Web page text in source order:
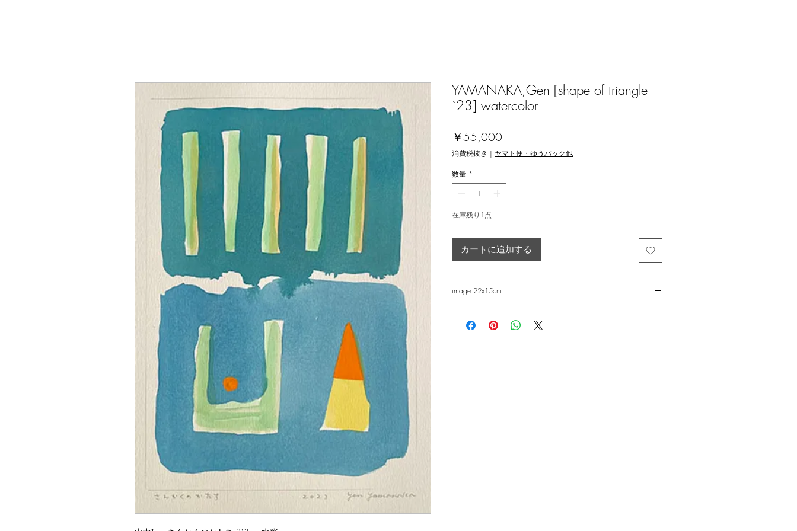
YAMANAKA,Gen [shape of triangle
`23] watercolor
￥55,000
格
消費税抜き | ヤマト便・ゆうパック他
数量 *
在庫残り1点
カートに追加する
image 22x15cm